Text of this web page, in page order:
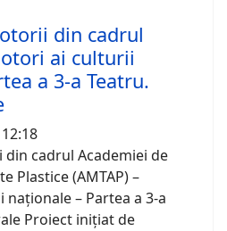
din cadrul
ai culturii
a 3-a Teatru.
cadrul Academiei de
Plastice (AMTAP) –
– Partea a 3-a
Proiect inițiat de